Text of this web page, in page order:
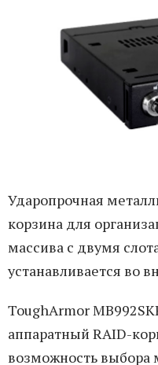
Ударопрочная
корзина для
массива с двумя
устанавливается во
ToughArmor
аппаратный RAID-
возможность